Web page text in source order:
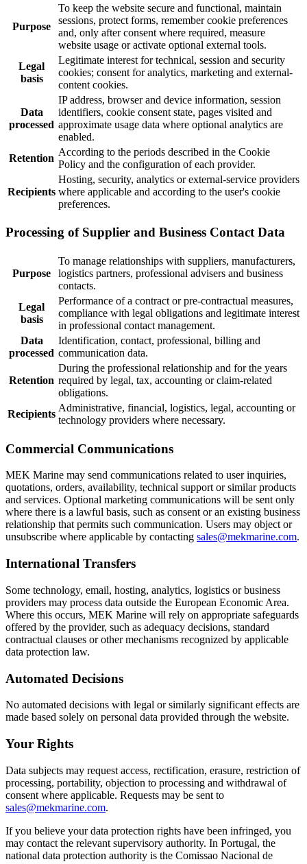
Purpose
To keep the website secure and functional, maintain
sessions, protect forms, remember cookie preferences
and, only after consent where required, measure
website usage or activate optional external tools.
Legal
basis
Legitimate interest for technical, session and security
cookies; consent for analytics, marketing and external-
content cookies.
Data
processed
IP address, browser and device information, session
identifiers, cookie consent state, pages visited and
approximate usage data where optional analytics are
enabled.
Retention
According to the periods described in the Cookie
Policy and the configuration of each provider.
Recipients
Hosting, security, analytics or external-service providers
where applicable and according to the user's cookie
preferences.
Processing of Supplier and Business Contact Data
Purpose
To manage relationships with suppliers, manufacturers,
logistics partners, professional advisers and business
contacts.
Legal
basis
Performance of a contract or pre-contractual measures,
compliance with legal obligations and legitimate interest
in professional contact management.
Data
processed
Identification, contact, professional, billing and
communication data.
Retention
During the professional relationship and for the years
required by legal, tax, accounting or claim-related
obligations.
Recipients
Administrative, financial, logistics, legal, accounting or
technology providers where necessary.
Commercial Communications
MEK Marine may send communications related to user inquiries,
quotations, orders, availability, technical support or similar products
and services. Optional marketing communications will be sent only
where there is a lawful basis, such as consent or an existing business
relationship that permits such communication. Users may object or
unsubscribe where applicable by contacting sales@mekmarine.com.
International Transfers
Some technology, email, hosting, analytics, logistics or business
providers may process data outside the European Economic Area.
Where this occurs, MEK Marine will rely on appropriate safeguards
offered by the provider, such as adequacy decisions, standard
contractual clauses or other mechanisms recognized by applicable
data protection law.
Automated Decisions
No automated decisions with legal or similarly significant effects are
made based solely on personal data provided through the website.
Your Rights
Data subjects may request access, rectification, erasure, restriction of
processing, portability, objection to processing and withdrawal of
consent where applicable. Requests may be sent to
sales@mekmarine.com.
If you believe your data protection rights have been infringed, you
may contact the relevant supervisory authority. In Portugal, the
national data protection authority is the Comissao Nacional de